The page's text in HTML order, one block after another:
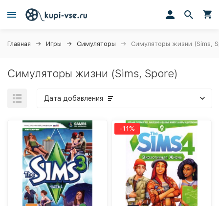
Главная Игры Симуляторы Симуляторы жизни (Sims,
Симуляторы жизни (Sims, Spore)
Дата добавления
-11%